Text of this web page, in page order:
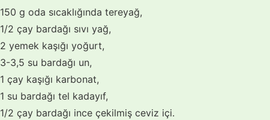
150 g oda sıcaklığında tereyağ,
1/2 çay bardağı sıvı yağ,
2 yemek kaşığı yoğurt,
3-3,5 su bardağı un,
1 çay kaşığı karbonat,
1 su bardağı tel kadayıf,
1/2 çay bardağı ince çekilmiş ceviz içi.